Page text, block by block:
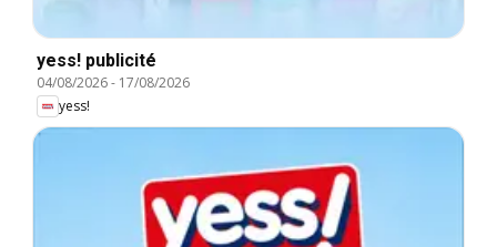
yess! publicité
04/08/2026- 17/08/2026
yess!